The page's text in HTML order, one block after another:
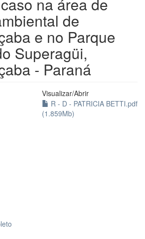
de
e no Parque
Superagüi,
- Paraná
Visualizar/Abrir
R - D - PATRICIA BETTI.pdf
(1.859Mb)